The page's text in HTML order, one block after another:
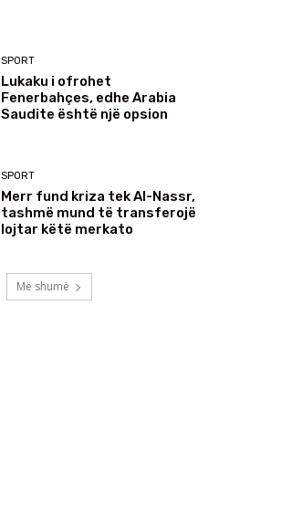
SPORT
Lukaku i ofrohet
Fenerbahçes, edhe Arabia
Saudite është një opsion
SPORT
Merr fund kriza tek Al-Nassr,
tashmë mund të transferojë
lojtar këtë merkato
Më shumë